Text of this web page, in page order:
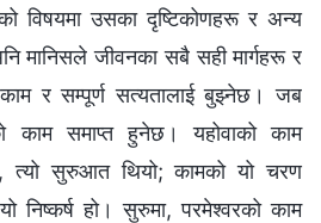
विषयमा उसका दृष्टिकोणहरू र अन्य
मानिसले जीवनका सबै सही मार्गहरू र
र सम्पूर्ण सत्यतालाई बुझ्नेछ। जब
काम समाप्त हुनेछ। यहोवाको काम
त्यो सुरुआत थियो; कामको यो चरण
निष्कर्ष हो। सुरुमा, परमेश्‍वरको काम